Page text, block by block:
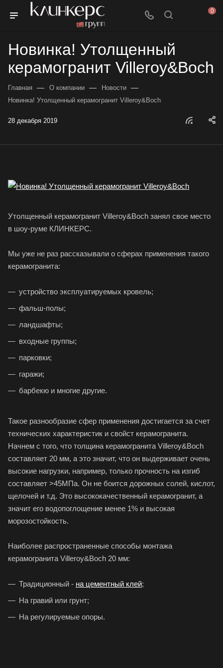
0
Новинка! Утолщенный
керамогранит Villeroy&Boch
Главная — О компании — Новости —
Новинка! Утолщенный керамогранит Villeroy&Boch
28 декабря 2019
Утолщенный керамогранит Villeroy&Boch занял свое место
в шоу-руме КЛИНКЕРС.
Мы уже не раз рассказывали о сферах применения такого
керамогранита:
устройство эксплуатируемых кровель;
фальш-полы;
ландшафты;
входные группы;
парковки;
гаражи;
барбекю и многие другие.
Такое разнообразие сфер применения достигается за счет
технических характеристик и свойст керамогранита.
Начнем с того, что толщина керамогранита Villeroy&Boch
составляет 20 мм, а это значит, что он выдерживает очень
высокие нагрузки, например, только прочность на изгиб
составляет >45МПа. Он не боится дорожных солей, кислот,
щелочей и т.д. Это высококачественный керамогранит, а
значит его водопоглощение менее 1% и высокая
морозостойкость.
Наиболее распространенные способы монтажа
керамогранита Villeroy&Boch 20 мм:
Традиционный - на цементный клей;
На гравий или грунт;
На регулируемые опоры.